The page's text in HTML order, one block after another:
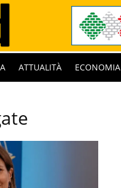
ATTUALITÀ ECONOMIA